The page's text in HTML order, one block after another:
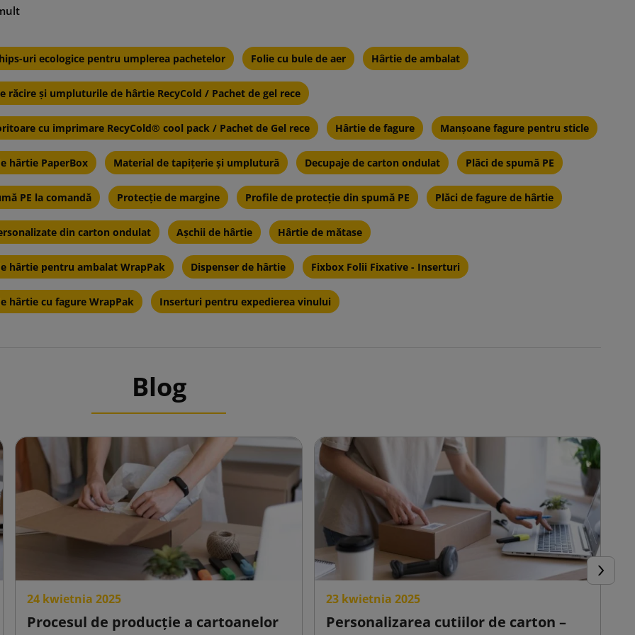
ale cartonului ondulat pe rulouri:
carton ondulat constă dintr-un sau mai mulți straturi de hârtie
de carton ondulat acționează ca un amortizor, protejând
de șocuri și lovituri.
Cartonul pe rulouri poate fi usor taiat si modelat pentru a
personalizate de diferite dimensiuni si forme.
depozitare și transport: Rulourile de carton ondulat sunt
Materialul este uşor reciclabil, ceea ce îl face o alegere
uri ecologice pentru umplerea pachetelor Folie cu bule de aer Hârtie de ambalat
răcire și umpluturile de hârtie RecyCold / Pachet de gel rece
cu imprimare RecyCold® cool pack / Pachet de Gel rece Hârtie de fagure Manșoane fagure pentru sticle
hârtie PaperBox Material de tapițerie și umplutură Decupaje de carton ondulat Plăci de spumă PE
PE la comandă Protecție de margine Profile de protecție din spumă PE Plăci de fagure de hârtie
din carton ondulat Așchii de hârtie Hârtie de mătase
hârtie pentru ambalat WrapPak Dispenser de hârtie Fixbox Folii Fixative - Inserturi
hârtie cu fagure WrapPak Inserturi pentru expedierea vinului
Blog
24 kwietnia 2025
Procesul de producție a cartoanelor
23 kwietnia 2025
Personalizarea cutiilor de carton –